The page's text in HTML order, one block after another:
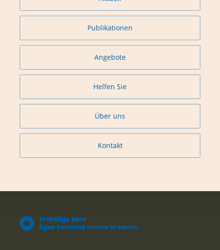
Publikationen
Angebote
Helfen Sie
Über uns
Kontakt